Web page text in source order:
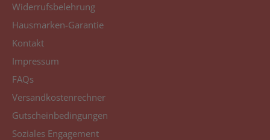
Widerrufsbelehrung
Hausmarken-Garantie
Kontakt
Impressum
FAQs
Versandkostenrechner
Gutscheinbedingungen
Soziales Engagement